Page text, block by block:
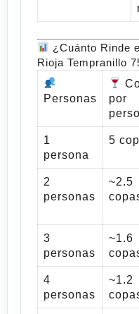
¿Cuánto Rinde
Rioja Tempranillo
Personas
por
1
persona
5
2
personas
~2.5
3
personas
~1.6
4
personas
~1.2